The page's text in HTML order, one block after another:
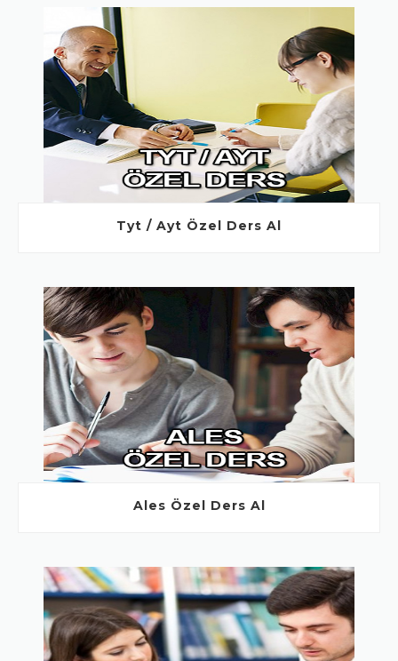
Tyt / Ayt Özel Ders Al
Ales Özel Ders Al